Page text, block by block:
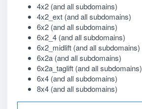
4x2 (and all subdomains)
4x2_ext (and all subdomains)
6x2 (and all subdomains)
6x2_4 (and all subdomains)
6x2_midlift (and all subdomains)
6x2a (and all subdomains)
6x2a_taglift (and all subdomains)
6x4 (and all subdomains)
8x4 (and all subdomains)